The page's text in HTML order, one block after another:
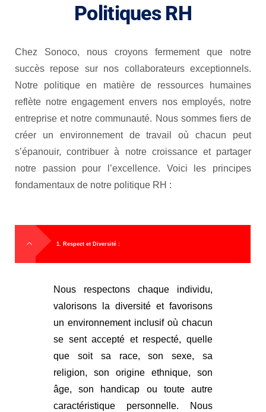
Politiques RH
Chez Sonoco, nous croyons fermement que notre
succès repose sur nos collaborateurs exceptionnels.
Notre politique en matière de ressources humaines
reflète notre engagement envers nos employés, notre
entreprise et notre communauté. Nous sommes fiers de
créer un environnement de travail où chacun peut
s’épanouir, contribuer à notre croissance et partager
notre passion pour l’excellence. Voici les principes
fondamentaux de notre politique RH :
1. Respect et Diversité :
Nous respectons chaque individu,
valorisons la diversité et favorisons
un environnement inclusif où chacun
se sent accepté et respecté, quelle
que soit sa race, son sexe, sa
religion, son origine ethnique, son
âge, son handicap ou toute autre
caractéristique personnelle. Nous